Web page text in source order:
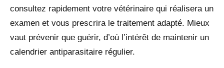
consultez rapidement votre vétérinaire qui réalisera un
examen et vous prescrira le traitement adapté. Mieux
vaut prévenir que guérir, d’où l’intérêt de maintenir un
calendrier antiparasitaire régulier.